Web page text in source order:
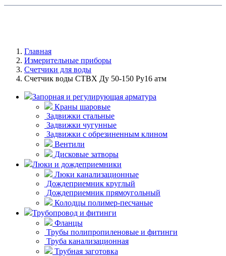
Главная
Измерительные приборы
Счетчики для воды
Счетчик воды СТВХ Ду 50-150 Ру16 атм
Запорная и регулирующая арматура
Краны шаровые
Задвижки стальные
Задвижки чугунные
Задвижки с обрезиненным клином
Вентили
Дисковые затворы
Люки и дождеприемники
Люки канализационные
Дождеприемник круглый
Дождеприемник прямоугольный
Колодцы полимер-песчаные
Трубопровод и фитинги
Фланцы
Трубы полипропиленовые и фитинги
Труба канализационная
Трубная заготовка